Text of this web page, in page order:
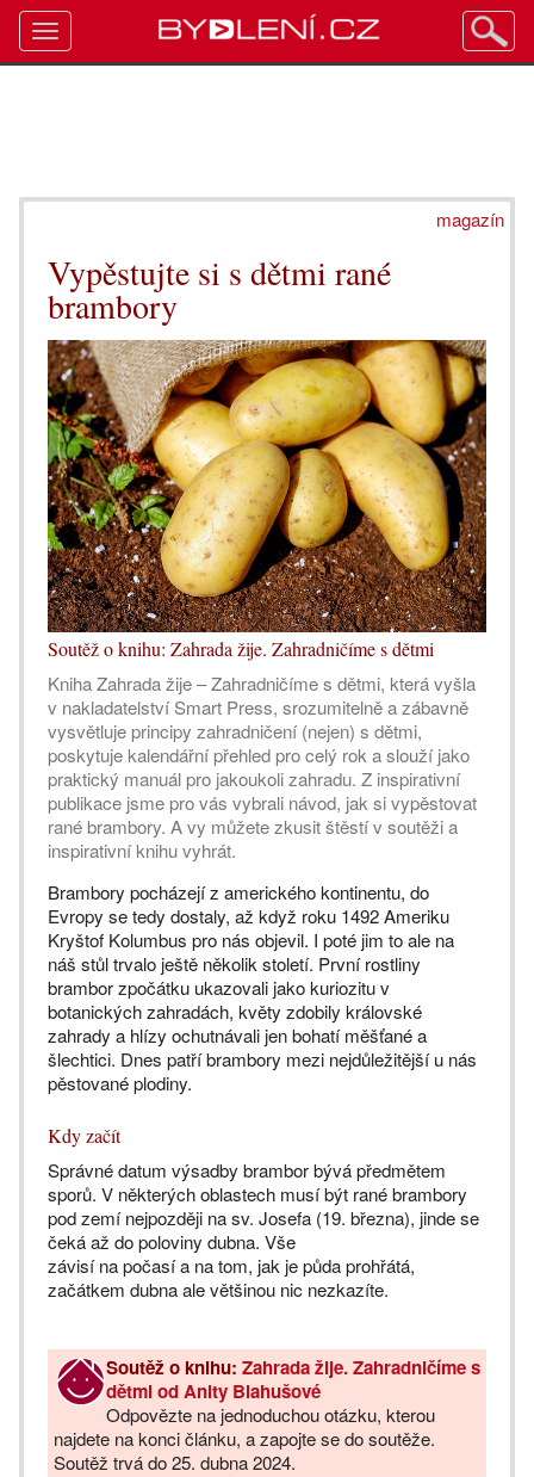
magazín
Vypěstujte si s dětmi rané
brambory
Soutěž o knihu: Zahrada žije. Zahradničíme s dětmi
Kniha Zahrada žije – Zahradničíme s dětmi, která vyšla
v nakladatelství Smart Press, srozumitelně a zábavně
vysvětluje principy zahradničení (nejen) s dětmi,
poskytuje kalendářní přehled pro celý rok a slouží jako
praktický manuál pro jakoukoli zahradu. Z inspirativní
publikace jsme pro vás vybrali návod, jak si vypěstovat
rané brambory. A vy můžete zkusit štěstí v soutěži a
inspirativní knihu vyhrát.
Brambory pocházejí z amerického kontinentu, do
Evropy se tedy dostaly, až když roku 1492 Ameriku
Kryštof Kolumbus pro nás objevil. I poté jim to ale na
náš stůl trvalo ještě několik století. První rostliny
brambor zpočátku ukazovali jako kuriozitu v
botanických zahradách, květy zdobily královské
zahrady a hlízy ochutnávali jen bohatí měšťané a
šlechtici. Dnes patří brambory mezi nejdůležitější u nás
pěstované plodiny.
Kdy začít
Správné datum výsadby brambor bývá předmětem
sporů. V některých oblastech musí být rané brambory
pod zemí nejpozději na sv. Josefa (19. března), jinde se
čeká až do poloviny dubna. Vše
závisí na počasí a na tom, jak je půda prohřátá,
začátkem dubna ale většinou nic nezkazíte.
Soutěž o knihu: Zahrada žije. Zahradničíme s
dětmi od Anity Blahušové
Odpovězte na jednoduchou otázku, kterou
najdete na konci článku, a zapojte se do soutěže.
Soutěž trvá do 25. dubna 2024.
Toggle
navigation